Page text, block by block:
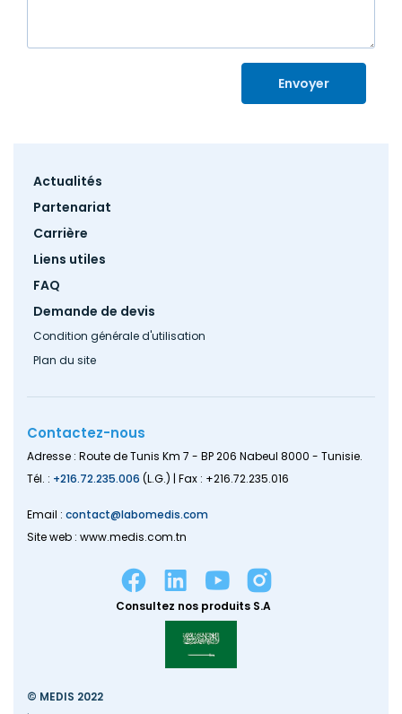
Envoyer
Footer
Actualités
Partenariat
Carrière
Liens utiles
FAQ
Demande de devis
Condition générale d'utilisation
Plan du site
Contactez-nous
Adresse : Route de Tunis Km 7 - BP 206 Nabeul 8000 - Tunisie.
Tél. : +216.72.235.006 (L.G.) | Fax : +216.72.235.016
Email : contact@labomedis.com
Site web : www.medis.com.tn
Consultez nos produits S.A
© MEDIS 2022